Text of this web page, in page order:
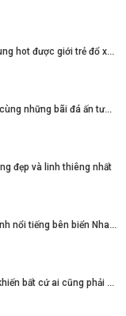
Bãi Sạn, Bãi Sỏi - Điểm đến vô cùng hot được giới trẻ đổ xô tìm kiếm tại thành
Khám phá Hang Heo Nha Trang cùng những bãi đá ấn tượng
đẹp và linh thiêng nhất
Khám phá Hòn Chồng: Thắng cảnh nổi tiếng bên biển Nha Trang
Vẻ đẹp mùa nước nổi An Giang khiến bất cứ ai cũng phải say lòng